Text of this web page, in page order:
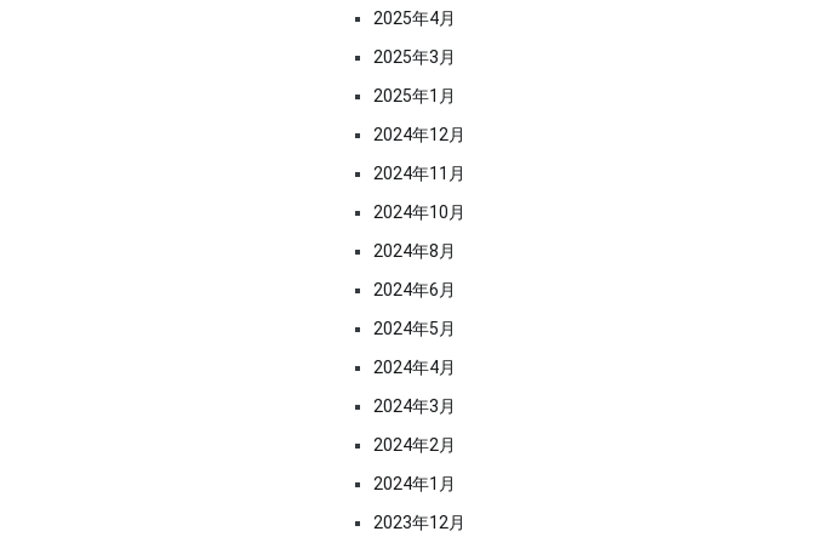
2025年4月
2025年3月
2025年1月
2024年12月
2024年11月
2024年10月
2024年8月
2024年6月
2024年5月
2024年4月
2024年3月
2024年2月
2024年1月
2023年12月